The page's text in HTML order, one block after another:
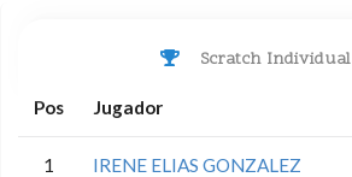
Scratch Individual
Pos Jugador
1 IRENE ELIAS GONZALEZ